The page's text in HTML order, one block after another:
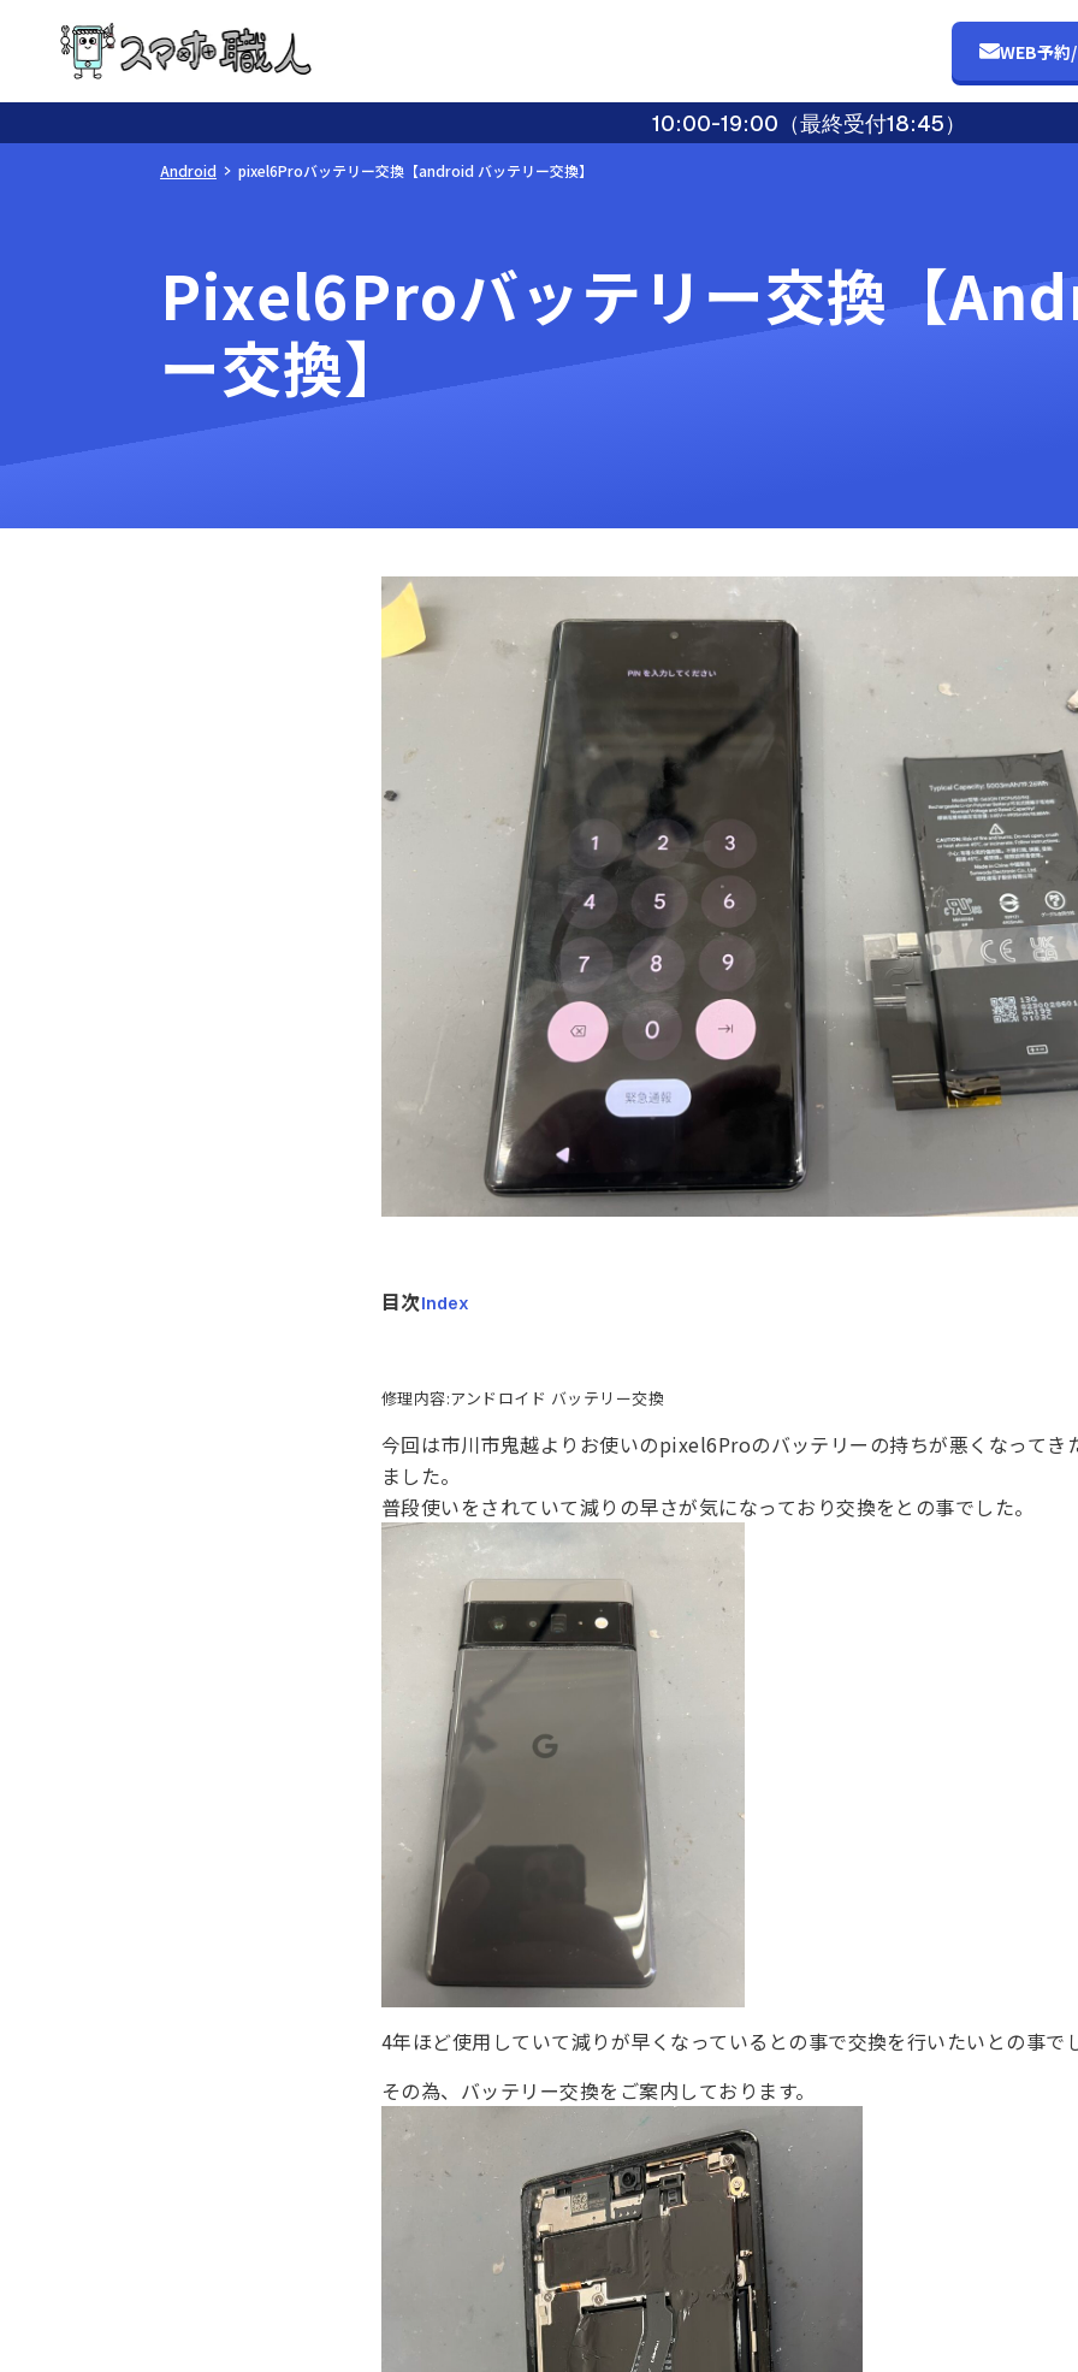
WEB予約
10:00-19:00（最終受付18:45）
Android pixel6Proバッテリー交換【android バッテリー交換】
Pixel6Proバッテリー交換【
ー交換】
目次Index
修理内容:アンドロイド バッテリー交換
今回は市川市鬼越よりお使いのpixel6Proのバッテリーの持ちが悪くなってき
ました。
普段使いをされていて減りの早さが気になっており交換をとの事でした。
4年ほど使用していて減りが早くなっているとの事で交換を行いたいとの事で
その為、バッテリー交換をご案内しております。